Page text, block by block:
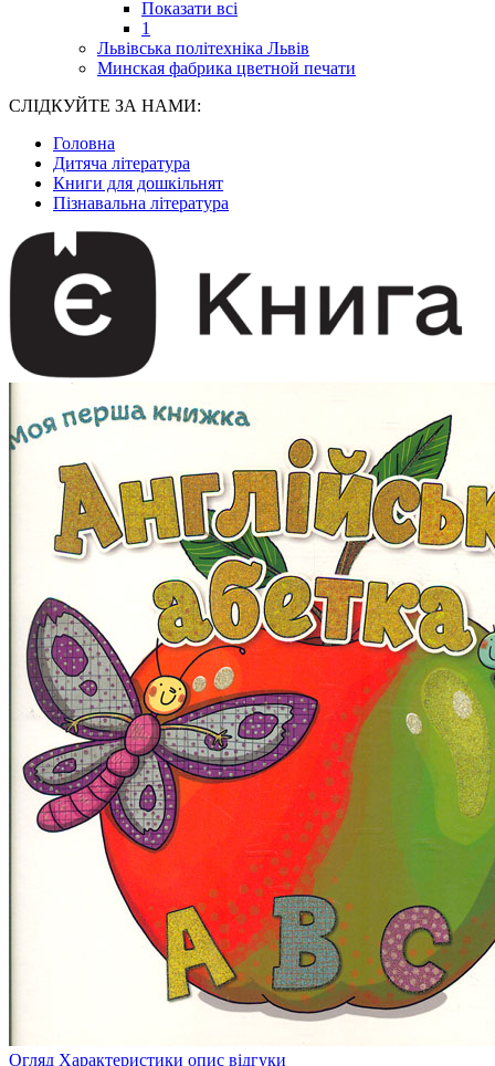
Показати всі
1
Львівська політехніка Львів
Минская фабрика цветной печати
СЛІДКУЙТЕ ЗА НАМИ:
Головна
Дитяча література
Книги для дошкільнят
Пізнавальна література
Огляд Характеристики опис відгуки